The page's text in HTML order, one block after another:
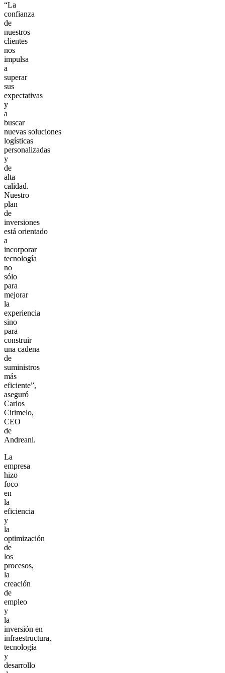
“La
confianza
de
nuestros
clientes
nos
impulsa
a
superar
sus
expectativas
y
a
buscar
nuevas soluciones
logísticas
personalizadas
y
de
alta
calidad.
Nuestro
plan
de
inversiones
está orientado
a
incorporar
tecnología
no
sólo
para
mejorar
la
experiencia
sino
para
construir
una cadena
de
suministros
más
eficiente”,
aseguró
Carlos
Cirimelo,
CEO
de
Andreani.
La
empresa
hizo
foco
en
la
eficiencia
y
la
optimización
de
los
procesos,
la
creación
de
empleo
y
la
inversión en
infraestructura,
tecnología
y
desarrollo